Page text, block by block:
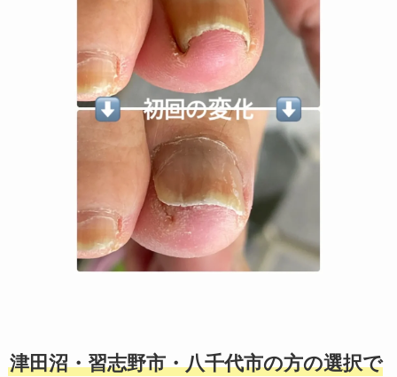
津田沼・習志野市・八千代市の方の選択で